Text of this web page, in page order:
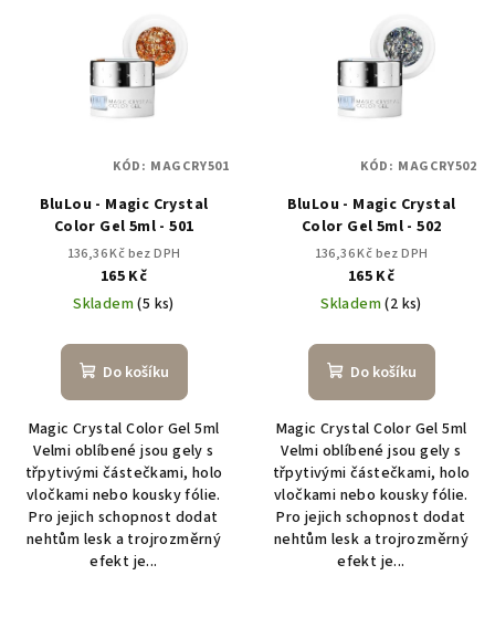
BluLou - Magic Crystal
Color Gel 5ml - 501
136,36 Kč bez DPH
165 Kč
Skladem(5 ks)
Do košíku
Magic Crystal Color Gel 5ml
Velmi oblíbené jsou gely s
třpytivými částečkami, holo
vločkami nebo kousky fólie.
Pro jejich schopnost dodat
nehtům lesk a trojrozměrný
efekt je...
KÓD: MAGCRY501
BluLou - Magic Crystal
Color Gel 5ml - 502
136,36 Kč bez DPH
165 Kč
Skladem(2 ks)
Do košíku
Magic Crystal Color Gel 5ml
Velmi oblíbené jsou gely s
třpytivými částečkami, holo
vločkami nebo kousky fólie.
Pro jejich schopnost dodat
nehtům lesk a trojrozměrný
efekt je...
KÓD: MAGCRY502